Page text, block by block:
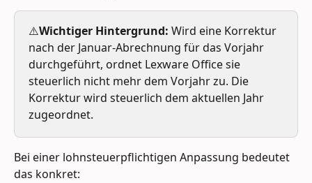
⚠️Wichtiger Hintergrund: Wird eine Korrektur
nach der Januar-Abrechnung für das Vorjahr
durchgeführt, ordnet Lexware Office sie
steuerlich nicht mehr dem Vorjahr zu. Die
Korrektur wird steuerlich dem aktuellen Jahr
zugeordnet.
Bei einer lohnsteuerpflichtigen Anpassung bedeutet
das konkret: